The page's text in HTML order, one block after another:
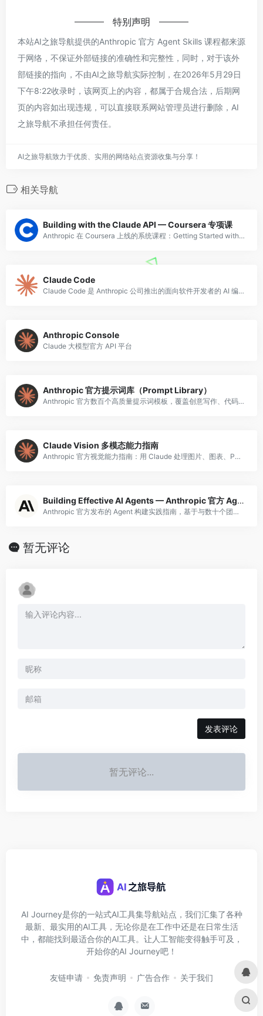
特别声明
本站AI之旅导航提供的Anthropic 官方 Agent Skills 课程都来源
于网络，不保证外部链接的准确性和完整性，同时，对于该外
部链接的指向，不由AI之旅导航实际控制，在2026年5月29日
下午8:22收录时，该网页上的内容，都属于合规合法，后期网
页的内容如出现违规，可以直接联系网站管理员进行删除，AI
之旅导航不承担任何责任。
AI之旅导航致力于优质、实用的网络站点资源收集与分享！
相关导航
Building with the Claude API — Coursera 专项课
Anthropic 在 Coursera 上线的系统课程：Getting Started with Claude、Prompt Engineering and Evaluation、Tool Use、MCP、RAG、Claude Code。
Claude Code
Claude Code 是 Anthropic 公司推出的面向软件开发者的 AI 编程代理工具，以命令行界面（CLI）形式运行，可直接在终端中与代码库进行深度交
Anthropic Console
Claude 大模型官方 API 平台
Anthropic 官方提示词库（Prompt Library）
Anthropic 官方数百个高质量提示词模板，覆盖创意写作、代码生成、数据分析、教育辅导等场景，可直接复制使用。
Claude Vision 多模态能力指南
Anthropic 官方视觉能力指南：用 Claude 处理图片、图表、PDF，涵盖 OCR、图像分析、图表解读，附带代码示例。
Building Effective AI Agents — Anthropic 官方 Agent 构建实践指南
Anthropic 官方发布的 Agent 构建实践指南，基于与数十个团队合作开发 LLM Agent 的一手经验总结。核心观点：最成功的实现使用简单、可组合的模式而非复杂框架。指南覆盖：Agent 与工作流的选型决策（何时用 Workfl
暂无评论
发表评论
暂无评论...
AI Journey是你的一站式AI工具集导航站点，我们汇集了各种
最新、最实用的AI工具，无论你是在工作中还是在日常生活
中，都能找到最适合你的AI工具。让人工智能变得触手可及，
开始你的AI Journey吧！
友链申请 免责声明 广告合作 关于我们